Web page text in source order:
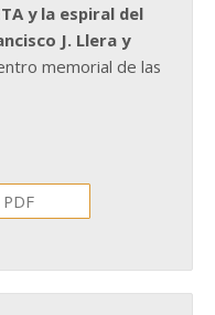
y la espiral del
J. Llera y
memorial de las